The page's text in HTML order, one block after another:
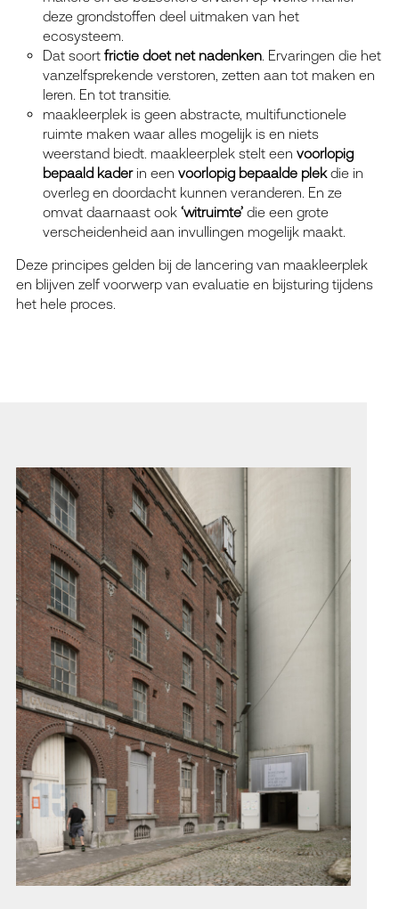
deze grondstoffen deel uitmaken van het
ecosysteem.
Dat soort frictie doet net nadenken. Ervaringen die het
vanzelfsprekende verstoren, zetten aan tot maken en
leren. En tot transitie.
maakleerplek is geen abstracte, multifunctionele
ruimte maken waar alles mogelijk is en niets
weerstand biedt. maakleerplek stelt een voorlopig
bepaald kaderin een voorlopig bepaalde plekdie in
overleg en doordacht kunnen veranderen. En ze
omvat daarnaast ook ‘witruimte’die een grote
verscheidenheid aan invullingen mogelijk maakt.
Deze principes gelden bij de lancering van maakleerplek
en blijven zelf voorwerp van evaluatie en bijsturing tijdens
het hele proces.